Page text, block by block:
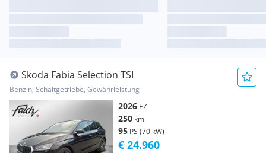
Skoda Fabia Selection TSI
Benzin, Schaltgetriebe, Gewährleistung
2026 EZ
250 km
95 PS (70 kW)
€ 24.960